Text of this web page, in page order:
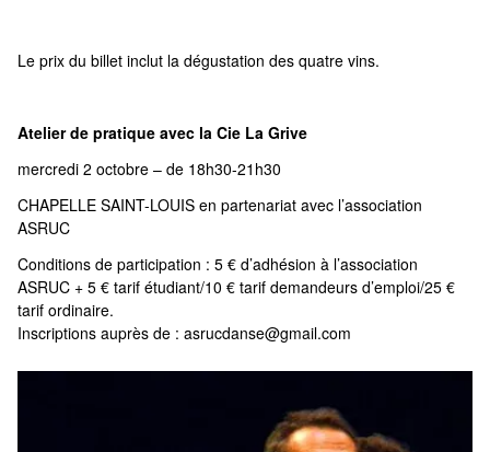
Le prix du billet inclut la dégustation des quatre vins.
Atelier de pratique avec la Cie La Grive
mercredi 2 octobre – de 18h30-21h30
CHAPELLE SAINT-LOUIS en partenariat avec l’association
ASRUC
Conditions de participation : 5 € d’adhésion à l’association
ASRUC + 5 € tarif étudiant/10 € tarif demandeurs d’emploi/25 €
tarif ordinaire.
Inscriptions auprès de : asrucdanse@gmail.com